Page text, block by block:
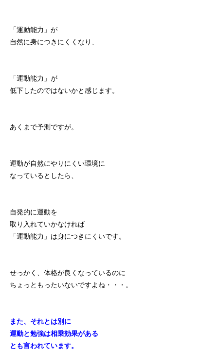
「運動能力」が
自然に身につきにくくなり、
「運動能力」が
低下したのではないかと感じます。
あくまで予測ですが。
運動が自然にやりにくい環境に
なっているとしたら、
自発的に運動を
取り入れていかなければ
「運動能力」は身につきにくいです。
せっかく、体格が良くなっているのに
ちょっともったいないですよね・・・。
また、それとは別に
運動と勉強は相乗効果がある
とも言われています。